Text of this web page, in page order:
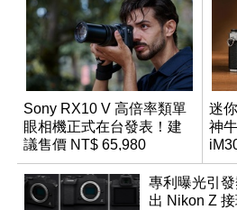
Sony RX10 V 高倍率類單
眼相機正式在台發表！建
議售價 NT$ 65,980
迷
神
專利曝光引
出 Nikon Z